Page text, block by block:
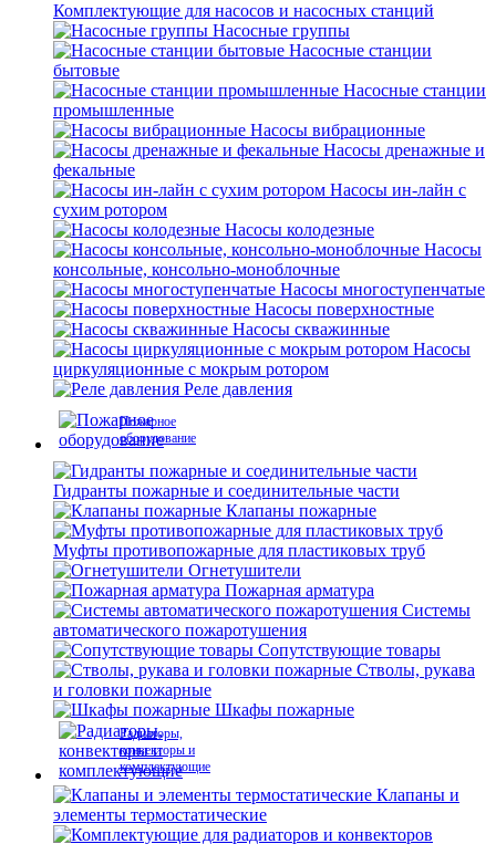
Комплектующие для насосов и насосных станций
Насосные группы
Насосные станции
бытовые
Насосные станции
промышленные
Насосы вибрационные
Насосы дренажные и
фекальные
Насосы ин-лайн с
сухим ротором
Насосы колодезные
Насосы
консольные, консольно-моноблочные
Насосы многоступенчатые
Насосы поверхностные
Насосы скважинные
Насосы
циркуляционные с мокрым ротором
Реле давления
Пожарное
оборудование
Гидранты пожарные и соединительные части
Клапаны пожарные
Муфты противопожарные для пластиковых труб
Огнетушители
Пожарная арматура
Системы
автоматического пожаротушения
Сопутствующие товары
Стволы, рукава
и головки пожарные
Шкафы пожарные
Радиаторы,
конвекторы и
комплектующие
Клапаны и
элементы термостатические